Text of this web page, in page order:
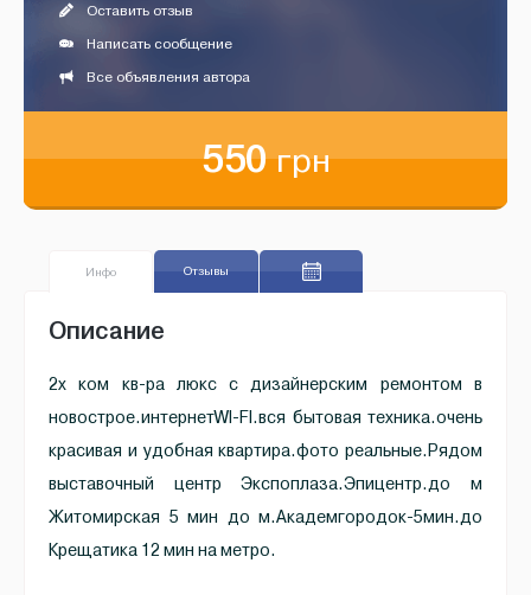
Оставить отзыв
Написать сообщение
Все объявления автора
550грн
Инфо Отзывы
Описание
2х ком кв-ра люкс с дизайнерским ремонтом в
новострое.интернетWI-FI.вся бытовая техника.очень
красивая и удобная квартира.фото реальные.Рядом
выставочный центр Экспоплаза.Эпицентр.до м
Житомирская 5 мин до м.Академгородок-5мин.до
Крещатика 12 мин на метро.